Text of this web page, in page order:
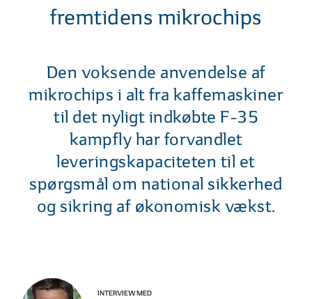
fremtidens mikrochips
Den voksende anvendelse af
mikrochips i alt fra kaffemaskiner
til det nyligt indkøbte F-35
kampfly har forvandlet
leveringskapaciteten til et
spørgsmål om national sikkerhed
og sikring af økonomisk vækst.
INTERVIEW MED